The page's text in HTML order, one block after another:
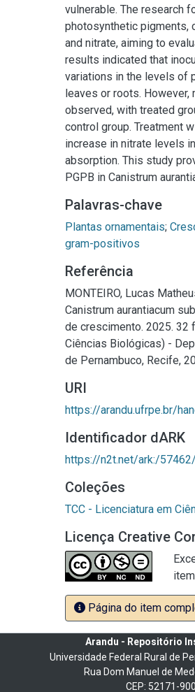
vulnerable. The research
photosynthetic pigments,
and nitrate, aiming to
results indicated that
variations in the levels of
leaves or roots.
observed, with treated
control group. Treatment
increase in nitrate levels
absorption. This study
PGPB in Canistrum
Palavras-chave
Plantas ornamentais;
gram-positivos
Referência
MONTEIRO, Lucas
Canistrum aurantiacum
de crescimento. 2025. 32
Ciências Biológicas) -
de Pernambuco, Recife,
URI
https://arandu.ufrpe.br/
Identificador dARK
https://n2t.net/ark:/
Coleções
TCC - Licenciatura em
Licença Creative
Página do item
Arandu - Repositório
Universidade Federal Rural de
Rua Dom Manuel de
CEP: 52171-